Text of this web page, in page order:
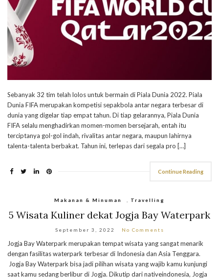
Sebanyak 32 tim telah lolos untuk bermain di Piala Dunia 2022. Piala
Dunia FIFA merupakan kompetisi sepakbola antar negara terbesar di
dunia yang digelar tiap empat tahun. Di tiap gelarannya, Piala Dunia
FIFA selalu menghadirkan momen-momen bersejarah, entah itu
terciptanya gol-gol indah, rivalitas antar negara, maupun lahirnya
talenta-talenta berbakat. Tahun ini, terlepas dari segala pro […]
Continue Reading
Makanan & Minuman , Travelling
5 Wisata Kuliner dekat Jogja Bay Waterpark
September 3, 2022 No Comments
Jogja Bay Waterpark merupakan tempat wisata yang sangat menarik
dengan fasilitas waterpark terbesar di Indonesia dan Asia Tenggara.
Jogja Bay Waterpark bisa jadi pilihan wisata yang wajib kamu kunjungi
saat kamu sedang berlibur di Jogja. Dikutip dari nativeindonesia, Jogja